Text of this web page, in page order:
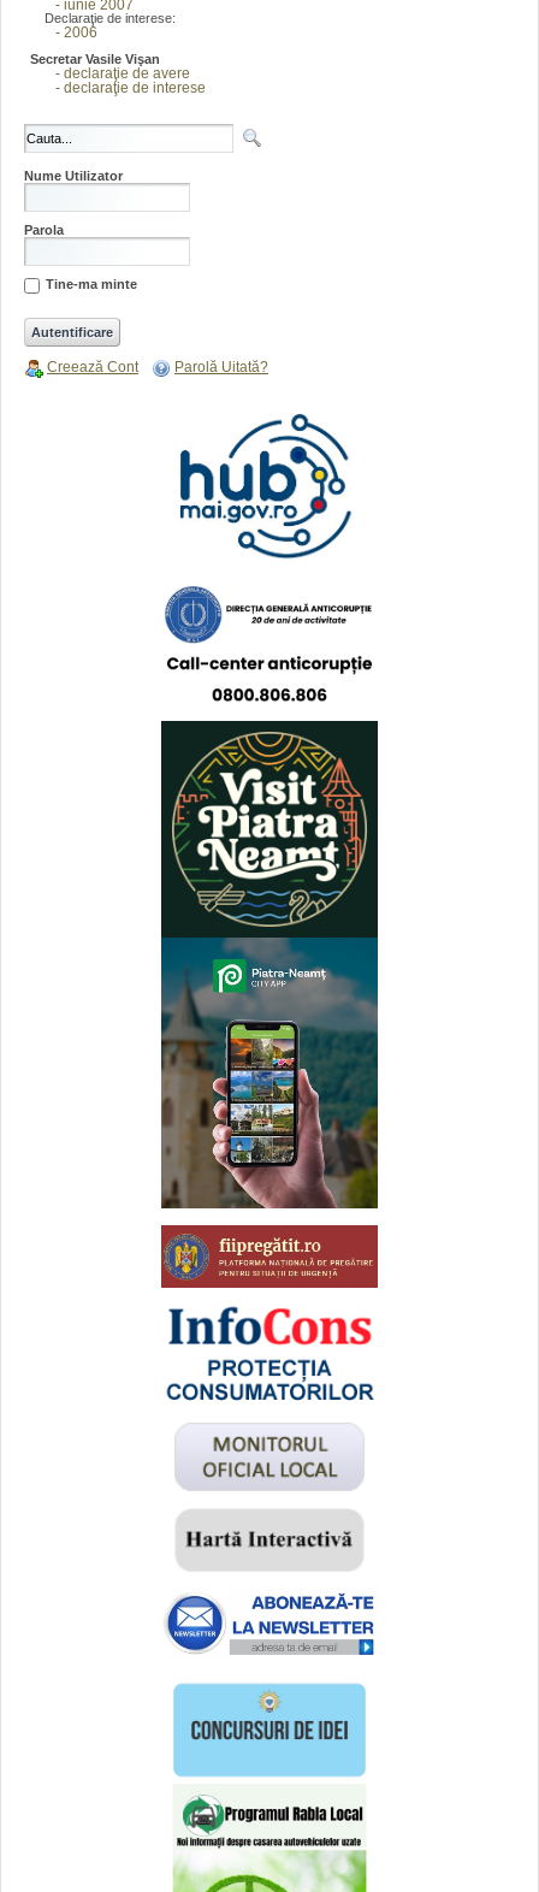
- iunie 2007
Declaraţie de interese:
- 2006
Secretar Vasile Vişan
- declaraţie de avere
- declaraţie de interese
Nume Utilizator
Parola
Tine-ma minte
Creează Cont Parolă Uitată?